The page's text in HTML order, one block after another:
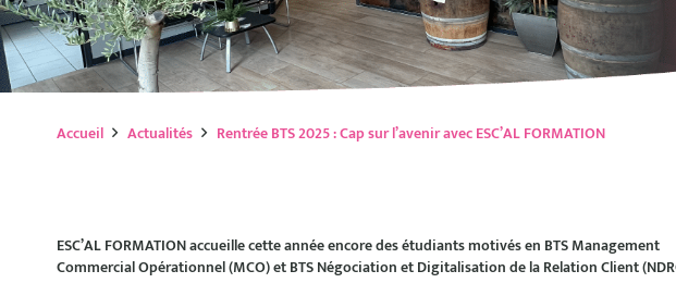
Accueil Actualités Rentrée BTS 2025 : Cap sur l’avenir avec ESC’AL FORMATION
ESC’AL FORMATION accueille cette année encore des étudiants motivés en BTS Management
Commercial Opérationnel (MCO)etBTS Négociation et Digitalisation de la Relation Client